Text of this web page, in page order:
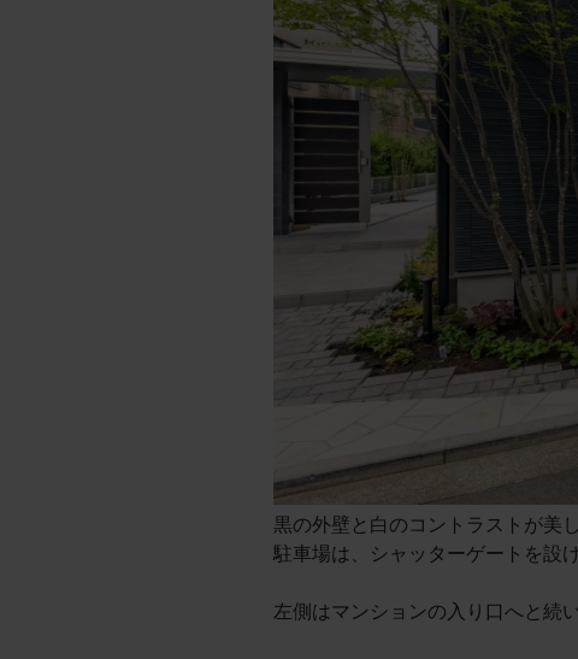
黒の外壁と白のコントラストが美
駐車場は、シャッターゲートを設
左側はマンションの入り口へと続